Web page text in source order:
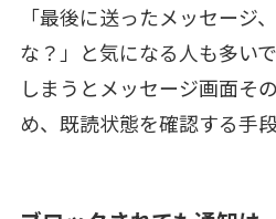
「最後に送ったメッセージ
な？」と気になる人も多い
しまうとメッセージ画面そ
め、既読状態を確認する手